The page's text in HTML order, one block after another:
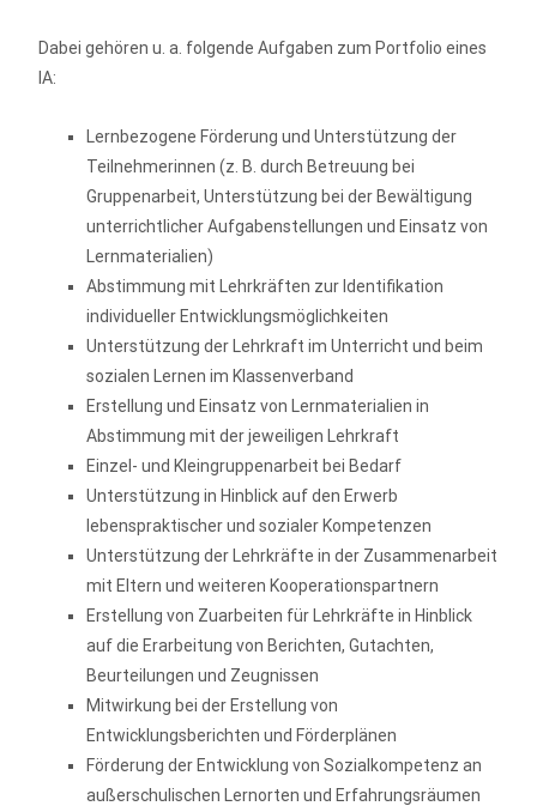
Dabei gehören u. a. folgende Aufgaben zum Portfolio eines
IA:
Lernbezogene Förderung und Unterstützung der
Teilnehmerinnen (z. B. durch Betreuung bei
Gruppenarbeit, Unterstützung bei der Bewältigung
unterrichtlicher Aufgabenstellungen und Einsatz von
Lernmaterialien)
Abstimmung mit Lehrkräften zur Identifikation
individueller Entwicklungsmöglichkeiten
Unterstützung der Lehrkraft im Unterricht und beim
sozialen Lernen im Klassenverband
Erstellung und Einsatz von Lernmaterialien in
Abstimmung mit der jeweiligen Lehrkraft
Einzel- und Kleingruppenarbeit bei Bedarf
Unterstützung in Hinblick auf den Erwerb
lebenspraktischer und sozialer Kompetenzen
Unterstützung der Lehrkräfte in der Zusammenarbeit
mit Eltern und weiteren Kooperationspartnern
Erstellung von Zuarbeiten für Lehrkräfte in Hinblick
auf die Erarbeitung von Berichten, Gutachten,
Beurteilungen und Zeugnissen
Mitwirkung bei der Erstellung von
Entwicklungsberichten und Förderplänen
Förderung der Entwicklung von Sozialkompetenz an
außerschulischen Lernorten und Erfahrungsräumen